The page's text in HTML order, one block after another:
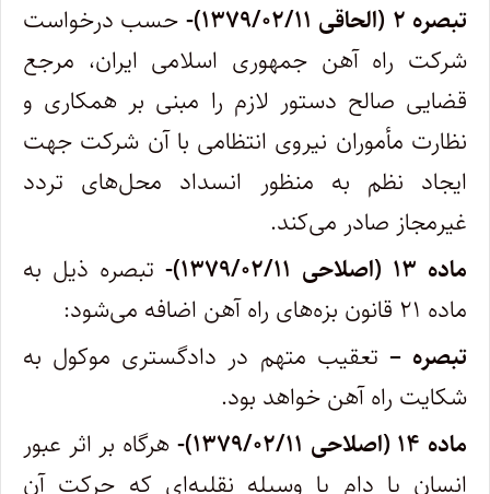
تبصره ۲ (الحاقی ۱۳۷۹/۰۲/۱۱)-
حسب درخواست
شرکت راه آهن جمهوری اسلامی ایران، مرجع
قضایی صالح دستور لازم را مبنی بر همکاری و
نظارت مأموران نیروی انتظامی با آن شرکت جهت
ایجاد نظم به منظور انسداد محل‌های تردد
غیرمجاز صادر می‌کند.
ماده ۱۳ (اصلاحی ۱۳۷۹/۰۲/۱۱)-
تبصره ذیل به
ماده ۲۱ قانون بزه‌های راه آهن اضافه می‌شود:
‌تبصره – تعقیب متهم در دادگستری موکول به
شکایت راه آهن خواهد بود.
ماده ۱۴ (اصلاحی ۱۳۷۹/۰۲/۱۱)-
هرگاه بر اثر عبور
انسان یا دام یا وسیله نقلیه‌ای که حرکت آن